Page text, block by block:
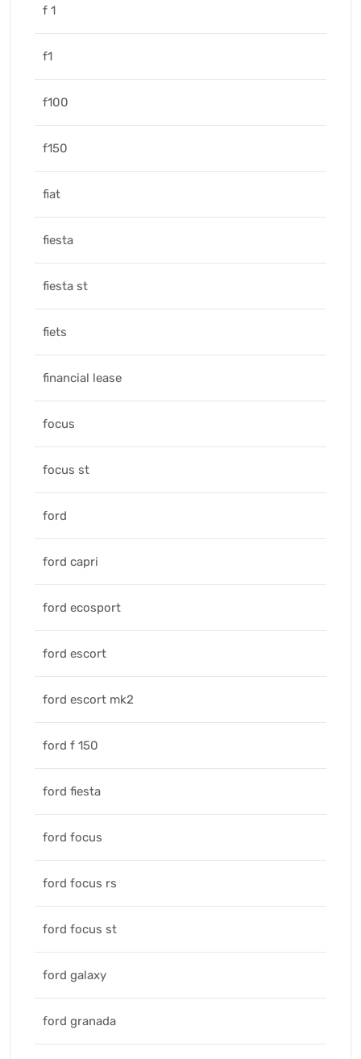
f 1
f1
f100
f150
fiat
fiesta
fiesta st
fiets
financial lease
focus
focus st
ford
ford capri
ford ecosport
ford escort
ford escort mk2
ford f 150
ford fiesta
ford focus
ford focus rs
ford focus st
ford galaxy
ford granada